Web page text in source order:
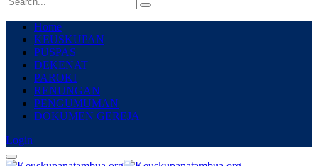
Home
KEUSKUPAN
PUSPAS
DEKENAT
PAROKI
RENUNGAN
PENGUMUMAN
DOKUMEN GEREJA
Login